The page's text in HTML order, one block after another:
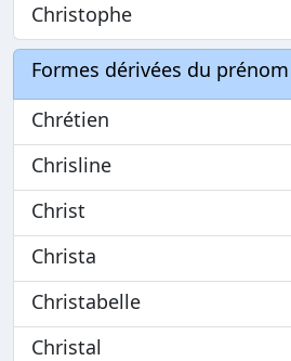
Christophe
Formes dérivées du prénom
Chrétien
Chrisline
Christ
Christa
Christabelle
Christal